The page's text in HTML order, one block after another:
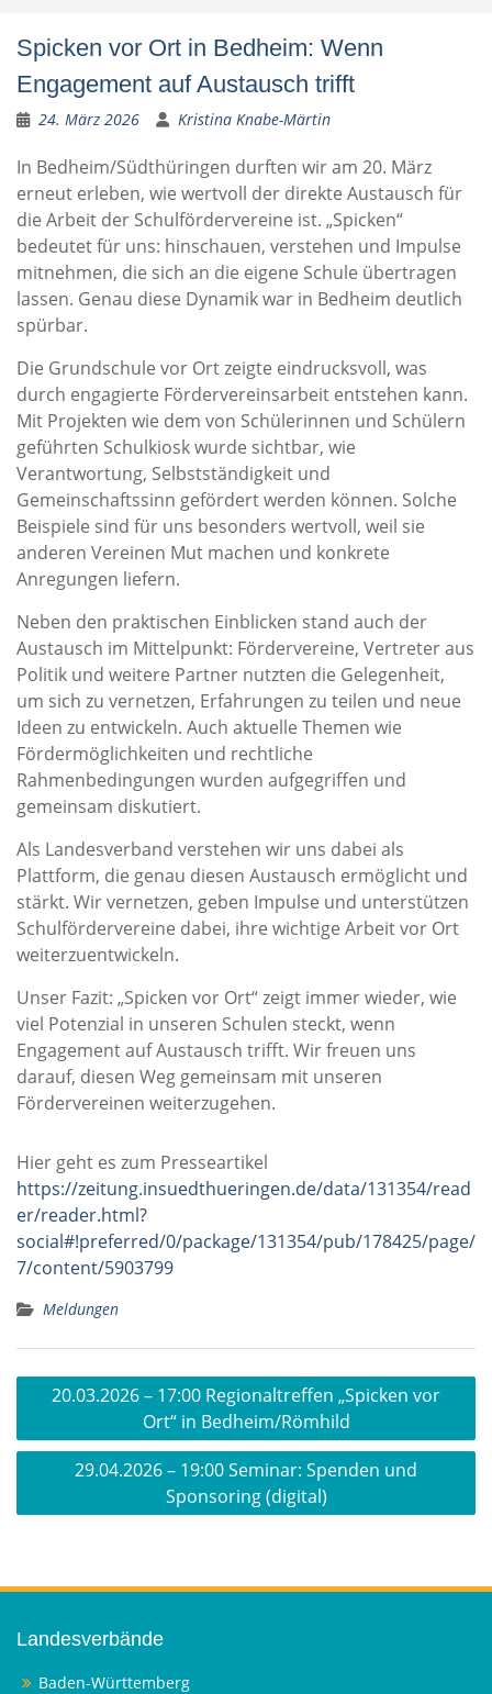
Spicken vor Ort in Bedheim: Wenn
Engagement auf Austausch trifft
24. März 2026 Kristina Knabe-Märtin
In Bedheim/Südthüringen durften wir am 20. März
erneut erleben, wie wertvoll der direkte Austausch für
die Arbeit der Schulfördervereine ist. „Spicken“
bedeutet für uns: hinschauen, verstehen und Impulse
mitnehmen, die sich an die eigene Schule übertragen
lassen. Genau diese Dynamik war in Bedheim deutlich
spürbar.
Die Grundschule vor Ort zeigte eindrucksvoll, was
durch engagierte Fördervereinsarbeit entstehen kann.
Mit Projekten wie dem von Schülerinnen und Schülern
geführten Schulkiosk wurde sichtbar, wie
Verantwortung, Selbstständigkeit und
Gemeinschaftssinn gefördert werden können. Solche
Beispiele sind für uns besonders wertvoll, weil sie
anderen Vereinen Mut machen und konkrete
Anregungen liefern.
Neben den praktischen Einblicken stand auch der
Austausch im Mittelpunkt: Fördervereine, Vertreter aus
Politik und weitere Partner nutzten die Gelegenheit,
um sich zu vernetzen, Erfahrungen zu teilen und neue
Ideen zu entwickeln. Auch aktuelle Themen wie
Fördermöglichkeiten und rechtliche
Rahmenbedingungen wurden aufgegriffen und
gemeinsam diskutiert.
Als Landesverband verstehen wir uns dabei als
Plattform, die genau diesen Austausch ermöglicht und
stärkt. Wir vernetzen, geben Impulse und unterstützen
Schulfördervereine dabei, ihre wichtige Arbeit vor Ort
weiterzuentwickeln.
Unser Fazit: „Spicken vor Ort“ zeigt immer wieder, wie
viel Potenzial in unseren Schulen steckt, wenn
Engagement auf Austausch trifft. Wir freuen uns
darauf, diesen Weg gemeinsam mit unseren
Fördervereinen weiterzugehen.
Hier geht es zum Presseartikel
https://zeitung.insuedthueringen.de/data/131354/read
er/reader.html?
social#!preferred/0/package/131354/pub/178425/page/
7/content/5903799
Meldungen
Beitragsnavigation
20.03.2026 – 17:00 Regionaltreffen „Spicken vor
Ort“ in Bedheim/Römhild
29.04.2026 – 19:00 Seminar: Spenden und
Sponsoring (digital)
Landesverbände
Baden-Württemberg